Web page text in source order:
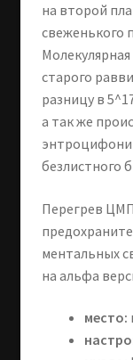
на второй
свеженького
старого
разницу в
а так же
безлистного
Перегрев
ментальных
на альфа
место: